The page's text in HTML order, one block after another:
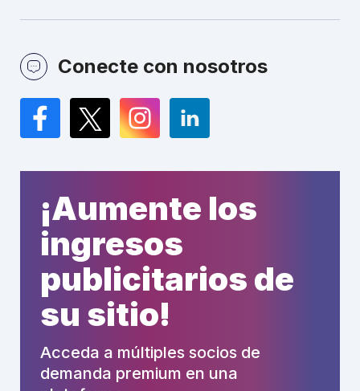
Conecte con nosotros
Facebook
TwitterInstagramLinkedIn
¡Aumente los
ingresos
publicitarios de
su sitio!
Acceda a múltiples socios de
demanda premium en una